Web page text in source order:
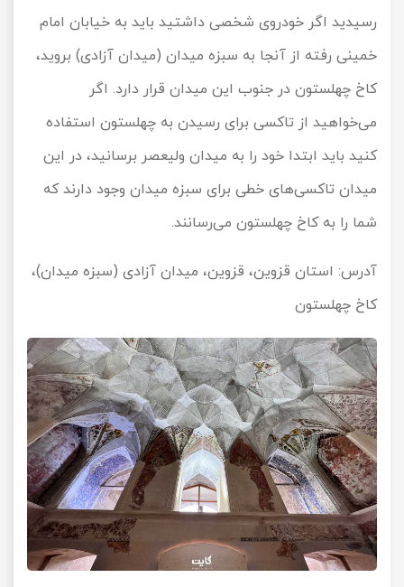
رسیدید اگر خودروی شخصی داشتید باید به خیابان امام
خمینی رفته از آنجا به سبزه میدان (میدان آزادی) بروید،
کاخ چهلستون در جنوب این میدان قرار دارد. اگر
می‌خواهید از تاکسی برای رسیدن به چهلستون استفاده
کنید باید ابتدا خود را به میدان ولیعصر برسانید، در این
میدان تاکسی‌های خطی برای سبزه میدان وجود دارند که
شما را به کاخ چهلستون می‌رسانند.
آدرس: استان قزوین، قزوین، میدان آزادی (سبزه میدان)،
کاخ چهلستون